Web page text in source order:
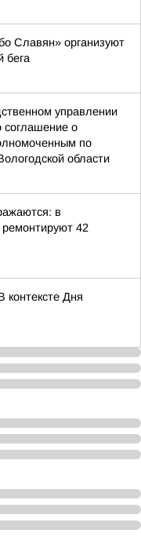
Славян» организуют
бега
управлении
соглашение о
по
области
в
ремонтируют 42
контексте Дня